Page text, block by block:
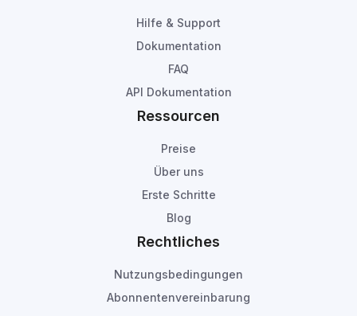
Hilfe & Support
Dokumentation
FAQ
API Dokumentation
Ressourcen
Preise
Über uns
Erste Schritte
Blog
Rechtliches
Nutzungsbedingungen
Abonnentenvereinbarung